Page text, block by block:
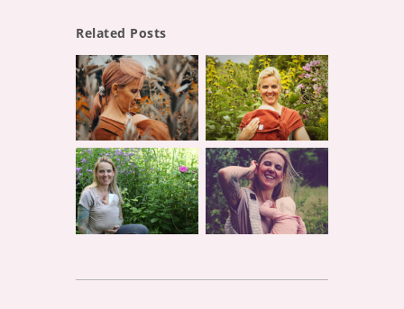
Related Posts